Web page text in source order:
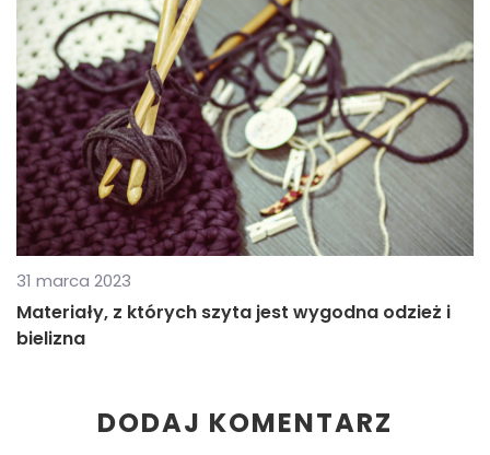
31 marca 2023
Materiały, z których szyta jest wygodna odzież i
bielizna
DODAJ KOMENTARZ